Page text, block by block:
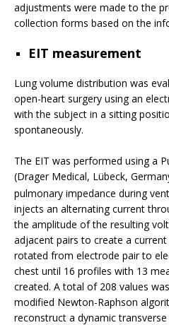
adjustments were made to the
collection forms based on the
EIT measurement
Lung volume distribution was
open-heart surgery using an
with the subject in a sitting
spontaneously.
The EIT was performed using a
(Drager Medical, Lübeck,
pulmonary impedance during
injects an alternating current
the amplitude of the resulting
adjacent pairs to create a
rotated from electrode pair to
chest until 16 profiles with 13
created. A total of 208 values
modified Newton-Raphson
reconstruct a dynamic